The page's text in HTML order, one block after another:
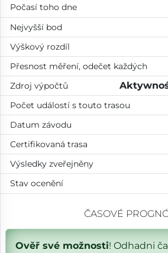
Počasí toho dne
Nejvyšší bod
Výškový rozdíl
Přesnost měření, odečet každých
Zdroj výpočtů
Počet událostí s touto trasou
Datum závodu
Certifikovaná trasa
Výsledky zveřejněny
Stav ocenění
ČASOVÉ
Ověř své možnosti! Odhadni